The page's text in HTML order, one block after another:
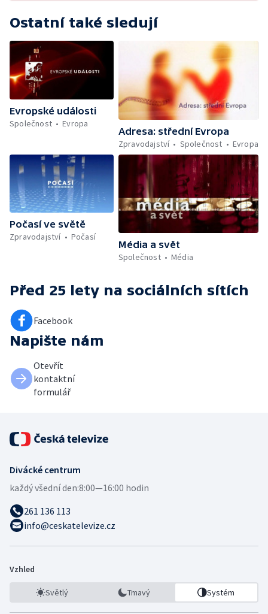
Ostatní také sledují
Evropské události
Společnost
Evropa
Adresa: střední Evropa
Zpravodajství
Společnost Evropa
Počasí ve světě
Zpravodajství
Počasí
Média a svět
Společnost
Média
Před 25 lety na sociálních sítích
Facebook
Napište nám
Otevřít
kontaktní
formulář
Divácké centrum
každý všední den:8:00—16:00 hodin
261 136 113
info@ceskatelevize.cz
Vzhled
Světlý Tmavý Systém